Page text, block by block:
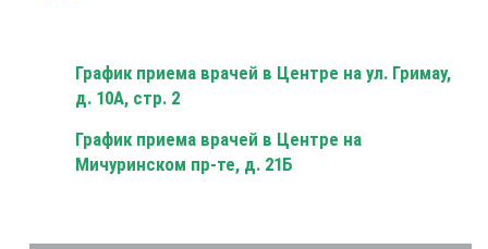
График приема врачей в Центре на ул. Гримау,
д. 10А, стр. 2
График приема врачей в Центре на
Мичуринском пр-те, д. 21Б